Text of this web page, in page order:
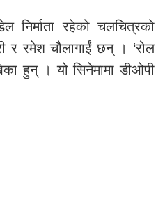
निर्माता रहेको चलचित्रको
र रमेश चौलागाईं छन् । ‘रोल
हुन् । यो सिनेमामा डीओपी